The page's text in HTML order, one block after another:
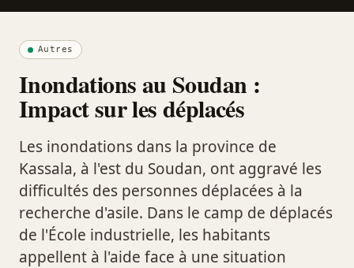
Autres
Inondations au Soudan :
Impact sur les déplacés
Les inondations dans la province de
Kassala, à l'est du Soudan, ont aggravé les
difficultés des personnes déplacées à la
recherche d'asile. Dans le camp de déplacés
de l'École industrielle, les habitants
appellent à l'aide face à une situation